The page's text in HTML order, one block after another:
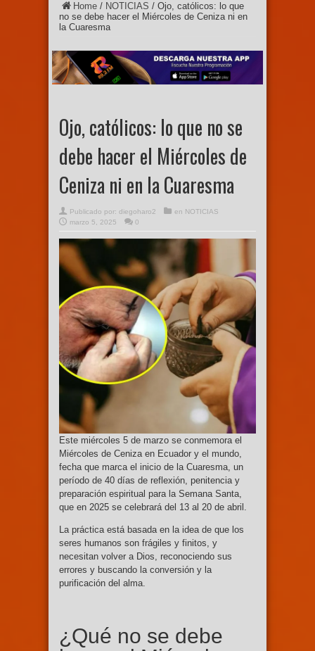
Home / NOTICIAS / Ojo, católicos: lo que
no se debe hacer el Miércoles de Ceniza ni en
la Cuaresma
Ojo, católicos: lo que no se
debe hacer el Miércoles de
Ceniza ni en la Cuaresma
Publicado por: diegoharo2 en NOTICIAS
marzo 5, 2025
0
Este miércoles 5 de marzo se conmemora el
Miércoles de Ceniza en Ecuador y el mundo,
fecha que marca el inicio de la Cuaresma, un
período de 40 días de reflexión, penitencia y
preparación espiritual para la Semana Santa,
que en 2025 se celebrará del 13 al 20 de abril.
La práctica está basada en la idea de que los
seres humanos son frágiles y finitos, y
necesitan volver a Dios, reconociendo sus
errores y buscando la conversión y la
purificación del alma.
¿Qué no se debe